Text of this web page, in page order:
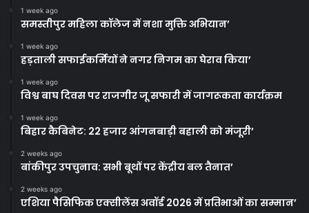
1 week ago
समस्तीपुर महिला कॉलेज में नशा मुक्ति अभियान’
1 week ago
हड़ताली सफाईकर्मियों ने नगर निगम का घेराव किया’
1 week ago
विश्व बाघ दिवस पर राजगीर जू सफारी में जागरूकता कार्यक्रम
1 week ago
बिहार कैबिनेट: 22 हजार आंगनबाड़ी बहाली को मंजूरी’
2 weeks ago
बांकीपुर उपचुनाव: सभी बूथों पर केंद्रीय बल तैनात’
2 weeks ago
एशिया पैसिफिक एक्सीलेंस अवॉर्ड 2026 में प्रतिभाओं का सम्मान’